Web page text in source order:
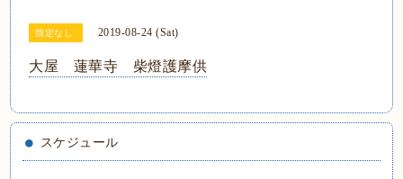
指定なし 2019-08-24 (Sat)
大屋 蓮華寺 柴燈護摩供
スケジュール